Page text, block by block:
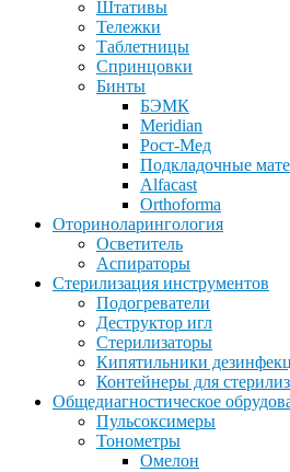
Штативы
Тележки
Таблетницы
Спринцовки
Бинты
БЭМК
Meridian
Рост-Мед
Подкладочные
Alfacast
Orthoforma
Оториноларингология
Осветитель
Аспираторы
Стерилизация инструментов
Подогреватели
Деструктор игл
Стерилизаторы
Кипятильники
Контейнеры для
Общедиагностическое
Пульсоксимеры
Тонометры
Омелон